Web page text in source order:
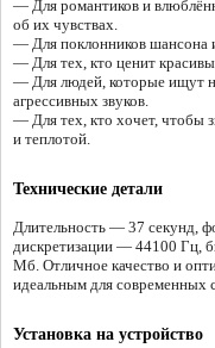
— Для романтиков и
об их чувствах.
— Для поклонников шансона
— Для тех, кто ценит
— Для людей, которые ищут
агрессивных звуков.
— Для тех, кто хочет, чтобы
и теплотой.
Технические детали
Длительность — 37 секунд,
дискретизации — 44100 Гц,
Мб. Отличное качество и
идеальным для современных
Установка на устройство